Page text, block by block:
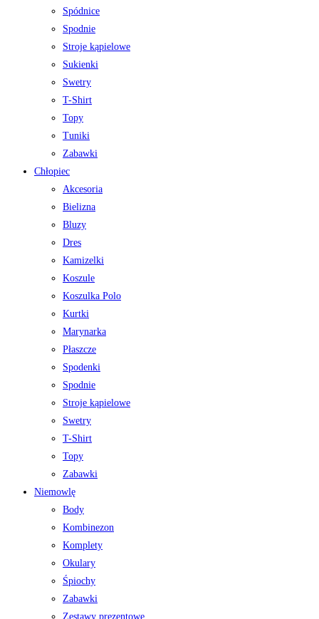
Spódnice
Spodnie
Stroje kąpielowe
Sukienki
Swetry
T-Shirt
Topy
Tuniki
Zabawki
Chłopiec
Akcesoria
Bielizna
Bluzy
Dres
Kamizelki
Koszule
Koszulka Polo
Kurtki
Marynarka
Płaszcze
Spodenki
Spodnie
Stroje kąpielowe
Swetry
T-Shirt
Topy
Zabawki
Niemowlę
Body
Kombinezon
Komplety
Okulary
Śpiochy
Zabawki
Zestawy prezentowe